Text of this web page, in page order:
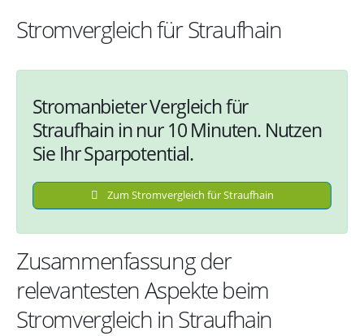
Stromvergleich für Straufhain
Stromanbieter Vergleich für
Straufhain in nur 10 Minuten. Nutzen
Sie Ihr Sparpotential.
Zum Stromvergleich für Straufhain
Zusammenfassung der
relevantesten Aspekte beim
Stromvergleich in Straufhain